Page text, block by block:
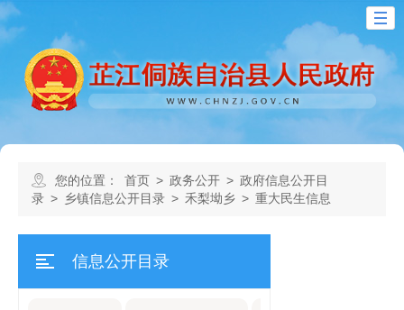
您的位置： 首页 > 政务公开 > 政府信息公开目
录 > 乡镇信息公开目录 > 禾梨坳乡 > 重大民生信息
信息公开目录